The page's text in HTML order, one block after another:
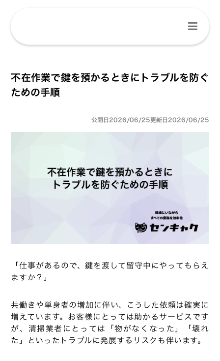
不在作業で鍵を預かるときにトラブルを防ぐ
ための手順
公開日2026/06/25更新日2026/06/25
「仕事があるので、鍵を渡して留守中にやってもらえ
ますか？」
共働きや単身者の増加に伴い、こうした依頼は確実に
増えています。お客様にとっては助かるサービスです
が、清掃業者にとっては「物がなくなった」「壊れ
た」といったトラブルに発展するリスクも伴います。